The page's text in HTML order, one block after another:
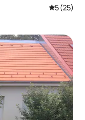
平均评分
5 (25)